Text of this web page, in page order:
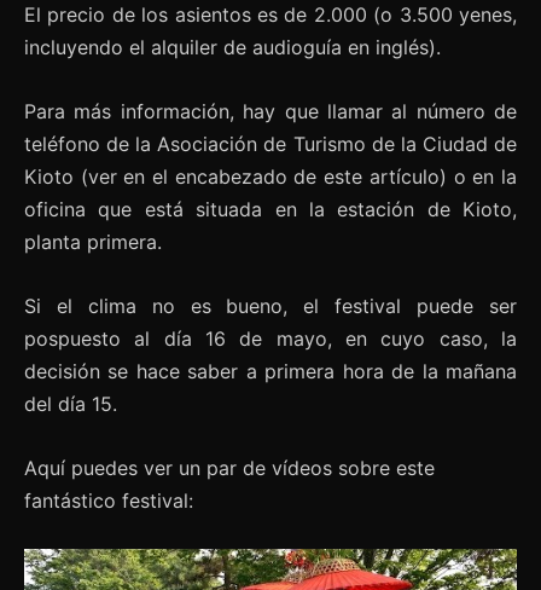
El precio de los asientos es de 2.000 (o 3.500 yenes,
incluyendo el alquiler de audioguía en inglés).
Para más información, hay que llamar al número de
teléfono de la Asociación de Turismo de la Ciudad de
Kioto (ver en el encabezado de este artículo) o en la
oficina que está situada en la estación de Kioto,
planta primera.
Si el clima no es bueno, el festival puede ser
pospuesto al día 16 de mayo, en cuyo caso, la
decisión se hace saber a primera hora de la mañana
del día 15.
Aquí puedes ver un par de vídeos sobre este
fantástico festival: